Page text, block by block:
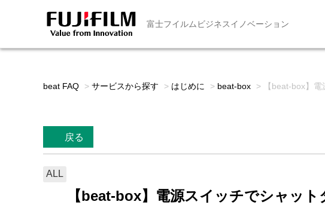
富士フイルムビジネスイノベーション
beat FAQ > サービスから探す > はじめに > beat-box > 【beat-box】
戻る
ALL
【beat-box】電源スイッチでシャッ